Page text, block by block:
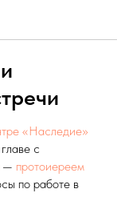
«Наследие»
с
— протоиереем
по работе в